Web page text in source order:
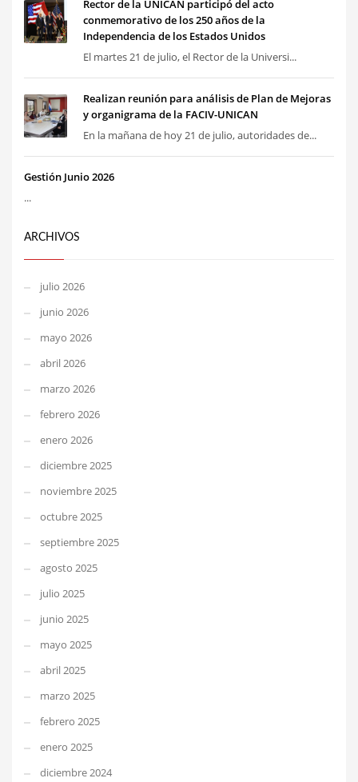
Rector de la UNICAN participó del acto
conmemorativo de los 250 años de la
Independencia de los Estados Unidos
El martes 21 de julio, el Rector de la Universi...
Realizan reunión para análisis de Plan de Mejoras
y organigrama de la FACIV-UNICAN
En la mañana de hoy 21 de julio, autoridades de...
Gestión Junio 2026
...
ARCHIVOS
julio 2026
junio 2026
mayo 2026
abril 2026
marzo 2026
febrero 2026
enero 2026
diciembre 2025
noviembre 2025
octubre 2025
septiembre 2025
agosto 2025
julio 2025
junio 2025
mayo 2025
abril 2025
marzo 2025
febrero 2025
enero 2025
diciembre 2024